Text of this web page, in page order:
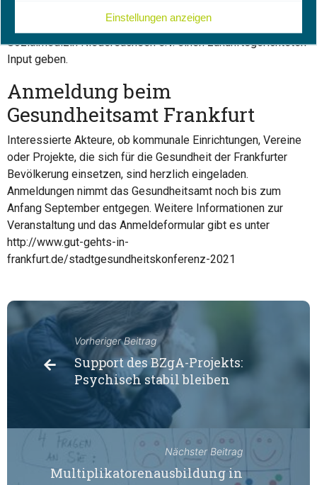
Einstellungen anzeigen
Landesvereinigung für Gesundheit und Akademie für
Sozialmedizin Niedersachsen e.V. einen zukunftsgerichteten
Input geben.
Anmeldung beim
Gesundheitsamt Frankfurt
Interessierte Akteure, ob kommunale Einrichtungen, Vereine
oder Projekte, die sich für die Gesundheit der Frankfurter
Bevölkerung einsetzen, sind herzlich eingeladen.
Anmeldungen nimmt das Gesundheitsamt noch bis zum
Anfang September entgegen. Weitere Informationen zur
Veranstaltung und das Anmeldeformular gibt es unter
http://www.gut-gehts-in-
frankfurt.de/stadtgesundheitskonferenz-2021
Vorheriger Beitrag
Support des BZgA-Projekts:
Psychisch stabil bleiben
Nächster Beitrag
Multiplikatorenausbildung in